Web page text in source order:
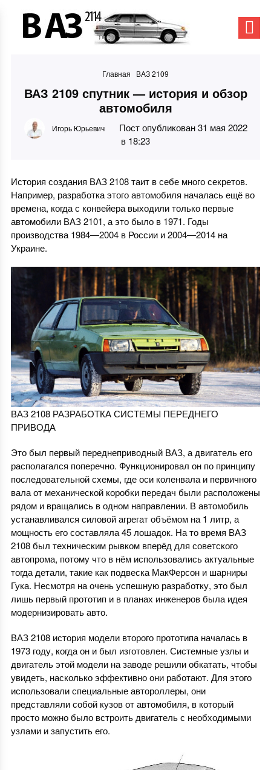
Главная ВАЗ 2109
ВАЗ 2109 спутник — история и обзор
автомобиля
Игорь Юрьевич
Пост опубликован 31 мая 2022
в 18:23
История создания ВАЗ 2108 таит в себе много секретов.
Например, разработка этого автомобиля началась ещё во
времена, когда с конвейера выходили только первые
автомобили ВАЗ 2101, а это было в 1971. Годы
производства 1984—2004 в России и 2004—2014 на
Украине.
ВАЗ 2108 РАЗРАБОТКА СИСТЕМЫ ПЕРЕДНЕГО
ПРИВОДА
Это был первый переднеприводный ВАЗ, а двигатель его
располагался поперечно. Функционировал он по принципу
последовательной схемы, где оси коленвала и первичного
вала от механической коробки передач были расположены
рядом и вращались в одном направлении. В автомобиль
устанавливался силовой агрегат объёмом на 1 литр, а
мощность его составляла 45 лошадок. На то время ВАЗ
2108 был техническим рывком вперёд для советского
автопрома, потому что в нём использовались актуальные
тогда детали, такие как подвеска МакФерсон и шарниры
Гука. Несмотря на очень успешную разработку, это был
лишь первый прототип и в планах инженеров была идея
модернизировать авто.
ВАЗ 2108 история модели второго прототипа началась в
1973 году, когда он и был изготовлен. Системные узлы и
двигатель этой модели на заводе решили обкатать, чтобы
увидеть, насколько эффективно они работают. Для этого
использовали специальные автороллеры, они
представляли собой кузов от автомобиля, в который
просто можно было встроить двигатель с необходимыми
узлами и запустить его.